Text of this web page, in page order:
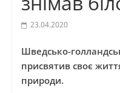
23.04.2020
Шведсько-
присвятив своє
природи.